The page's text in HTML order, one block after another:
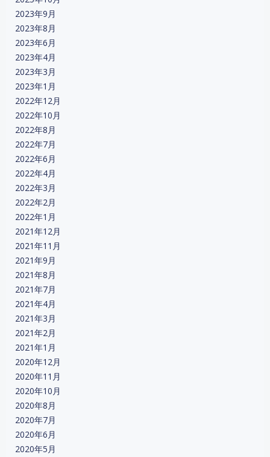
2023年9月
2023年8月
2023年6月
2023年4月
2023年3月
2023年1月
2022年12月
2022年10月
2022年8月
2022年7月
2022年6月
2022年4月
2022年3月
2022年2月
2022年1月
2021年12月
2021年11月
2021年9月
2021年8月
2021年7月
2021年4月
2021年3月
2021年2月
2021年1月
2020年12月
2020年11月
2020年10月
2020年8月
2020年7月
2020年6月
2020年5月